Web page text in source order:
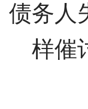
债务人
样催